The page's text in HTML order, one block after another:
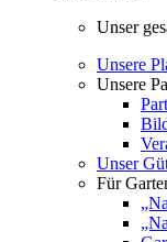
Unser
Unsere
Unsere
Unser
Für